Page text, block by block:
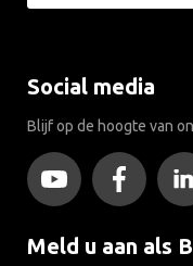
Social media
Blijf op de hoogte van
Meld u aan als